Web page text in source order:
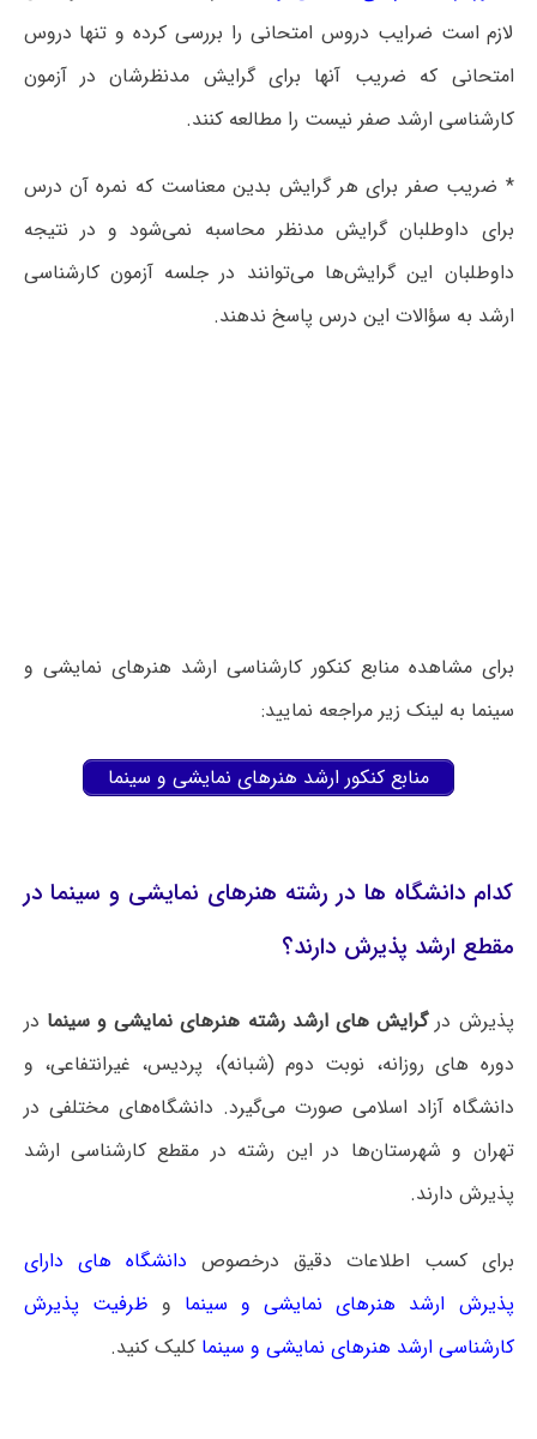
لازم است ضرایب دروس امتحانی را بررسی کرده و تنها دروس
امتحانی که ضریب آنها برای گرایش مدنظرشان در آزمون
کارشناسی ارشد صفر نیست را مطالعه کنند.
* ضریب صفر برای هر گرایش بدین معناست که نمره آن درس
برای داوطلبان گرایش مدنظر محاسبه نمی‌شود و در نتیجه
داوطلبان این گرایش‌ها می‌توانند در جلسه آزمون کارشناسی
ارشد به سؤالات این درس پاسخ ندهند.
برای مشاهده منابع کنکور کارشناسی ارشد هنرهای نمایشی و
سینما به لینک زیر مراجعه نمایید:
منابع کنکور ارشد هنرهای نمایشی و سینما
کدام دانشگاه ها در رشته هنرهای نمایشی و سینما در
مقطع ارشد پذیرش دارند؟
پذیرش درگرایش های ارشد رشته هنرهای نمایشی و سینما در
دوره های روزانه، نوبت دوم (شبانه)، پردیس، غیرانتفاعی، و
دانشگاه آزاد اسلامی صورت می‌گیرد. دانشگاه‌های مختلفی در
تهران و شهرستان‌ها در این رشته در مقطع کارشناسی ارشد
پذیرش دارند.
برای کسب اطلاعات دقیق درخصوص دانشگاه های دارای
پذیرش ارشد هنرهای نمایشی و سینما و ظرفیت پذیرش
کارشناسی ارشد هنرهای نمایشی و سینما کلیک کنید.